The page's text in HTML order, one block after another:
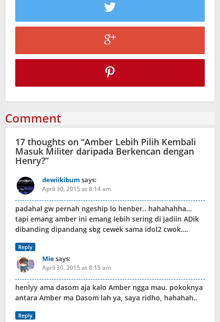
Comment
17 thoughts on “Amber Lebih Pilih Kembali
Masuk Militer daripada Berkencan dengan
Henry?”
dewiikibum says:
April 30, 2015 at 8:14 am
padahal gw pernah ngeship lo henber.. hahahahha…
tapi emang amber ini emang lebih sering di jadiin ADik
dibanding dipandang sbg cewek sama idol2 cwok….
Reply
Miesays:
April 30, 2015 at 8:15 am
henlyy ama dasom aja kalo Amber ngga mau. pokoknya
antara Amber ma Dasom lah ya, saya ridho, hahahah..
Reply